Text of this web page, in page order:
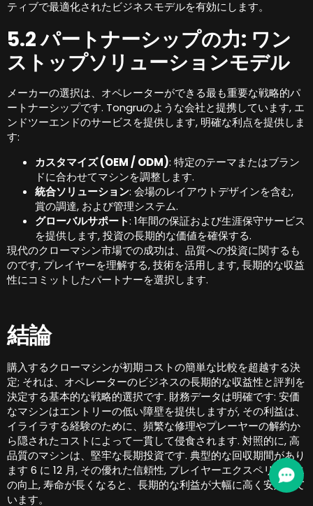
ティブで最適化されたビジネスモデルを有効にします。
5.2 パートナーシップの力: ワン
ストップソリューションモデル
メーカーの選択は、オペレーターができる最も重要な戦略的パ
ートナーシップです. Tongruのような会社と提携しています, エ
ンドツーエンドのサービスを提供します, 明確な利点を提供しま
す:
カスタマイズ (OEM / ODM): 特定のテーマまたはブラン
ドに合わせてマシンを調整します.
統合ソリューション: 会場のレイアウトデザインを含む,
賞の調達, および管理システム.
グローバルサポート: 1年間の保証および生涯保守サービス
を提供します, 投資の長期的な価値を確保する.
現代のクローマシン市場での成功は、品質への投資に関するも
のです, プレイヤーを理解する, 技術を活用します, 長期的な収益
性にコミットしたパートナーを選択します.
結論
購入するクローマシンが初期コストの簡単な比較を超越する決
定; それは、オペレーターのビジネスの長期的な収益性と評判を
決定する基本的な戦略的選択です. 財務データは明確です: 安価
なマシンはエントリーの低い障壁を提供しますが, その利益は、
イライラする経験のために、頻繁な修理やプレーヤーの解約か
ら隠されたコストによって一貫して侵食されます. 対照的に, 高
品質のマシンは、堅牢な長期投資です. 典型的な回収期間があり
ます 6 に 12 月, その優れた信頼性, プレイヤーエクスペリエンス
の向上, 寿命が長くなると、長期的な利益が大幅に高く安定して
います。